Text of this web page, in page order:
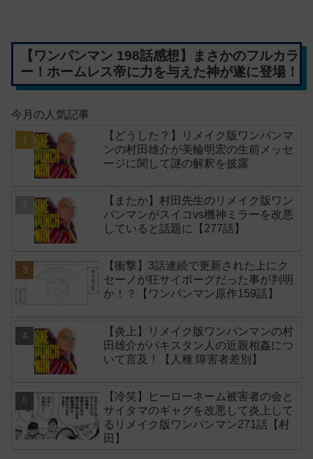
【ワンパンマン 198話感想】まさかのフルカラ
ー！ホームレス帝に力を与えた神が遂に登場！
今月の人気記事
【どうした？】リメイク版ワンパンマ
ンの村田雄介が美輪明宏の生前メッセ
ージに関して謎の解釈を披露
【またか】村田先生のリメイク版ワン
パンマンがスイコvs機神ミラーを改悪
していると話題に【277話】
【衝撃】3話連続で更新された上にク
セーノが狂サイボーグだった事が判明
か！？【ワンパンマン原作159話】
【炎上】リメイク版ワンパンマンの村
田雄介がパキスタン人の近親相姦につ
いて言及！【人種 障害者差別】
【冷笑】ヒーローネーム被害者の会と
サイタマのギャグを改悪して炎上して
るリメイク版ワンパンマン271話【村
田】